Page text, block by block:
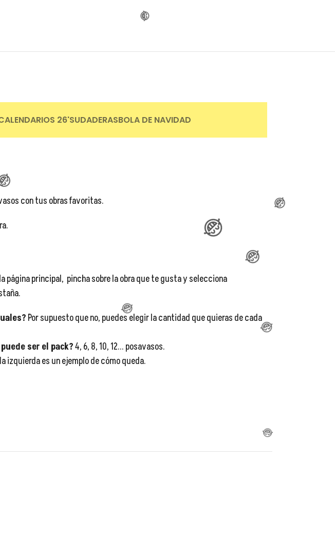
26'SUDADERASBOLA DE NAVIDAD
con tus obras favoritas.
página principal, pincha sobre la obra que te gusta y selecciona
Por supuesto que no, puedes elegir la cantidad que quieras de cada
ser el pack?4, 6, 8, 10, 12... posavasos.
izquierda es un ejemplo de cómo queda.